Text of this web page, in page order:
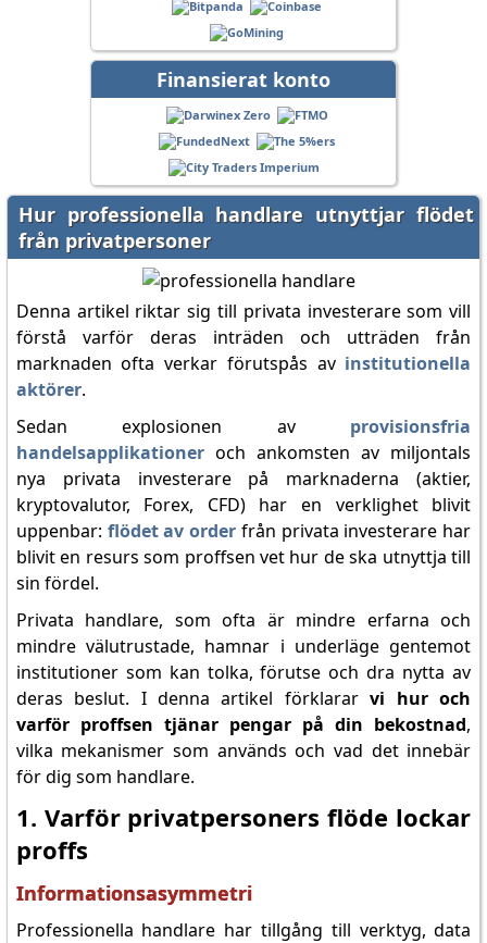
Finansierat konto
Hur professionella handlare utnyttjar flödet
från privatpersoner
Denna artikel riktar sig till privata investerare som vill
förstå varför deras inträden och utträden från
marknaden ofta verkar förutspås av institutionella
aktörer.
Sedan explosionen av provisionsfria
handelsapplikationeroch ankomsten av miljontals
nya privata investerare på marknaderna (aktier,
kryptovalutor, Forex, CFD) har en verklighet blivit
uppenbar: flödet av order från privata investerare har
blivit en resurs som proffsen vet hur de ska utnyttja till
sin fördel.
Privata handlare, som ofta är mindre erfarna och
mindre välutrustade, hamnar i underläge gentemot
institutioner som kan tolka, förutse och dra nytta av
deras beslut. I denna artikel förklararvi hur och
varför proffsen tjänar pengar på din bekostnad,
vilka mekanismer som används och vad det innebär
för dig som handlare.
1. Varför privatpersoners flöde lockar
proffs
Informationsasymmetri
Professionella handlare har tillgång till verktyg, data